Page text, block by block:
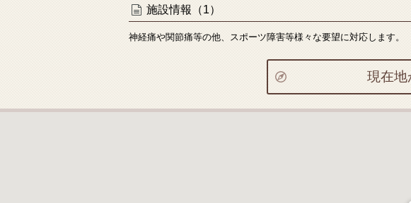
施設情報（1）
神経痛や関節痛等の他、スポーツ障害等様々な要望に対応します。
現在地